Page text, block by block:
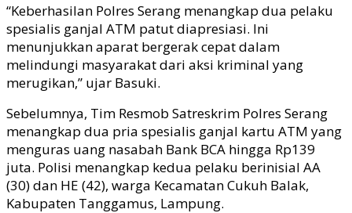
“Keberhasilan Polres Serang menangkap dua pelaku
spesialis ganjal ATM patut diapresiasi. Ini
menunjukkan aparat bergerak cepat dalam
melindungi masyarakat dari aksi kriminal yang
merugikan,” ujar Basuki.
Sebelumnya, Tim Resmob Satreskrim Polres Serang
menangkap dua pria spesialis ganjal kartu ATM yang
menguras uang nasabah Bank BCA hingga Rp139
juta. Polisi menangkap kedua pelaku berinisial AA
(30) dan HE (42), warga Kecamatan Cukuh Balak,
Kabupaten Tanggamus, Lampung.